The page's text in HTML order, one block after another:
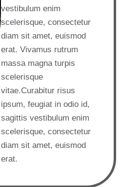
vestibulum enim
scelerisque, consectetur
diam sit amet, euismod
erat. Vivamus rutrum
massa magna turpis
scelerisque
vitae.Curabitur risus
ipsum, feugiat in odio id,
sagittis vestibulum enim
scelerisque, consectetur
diam sit amet, euismod
erat.